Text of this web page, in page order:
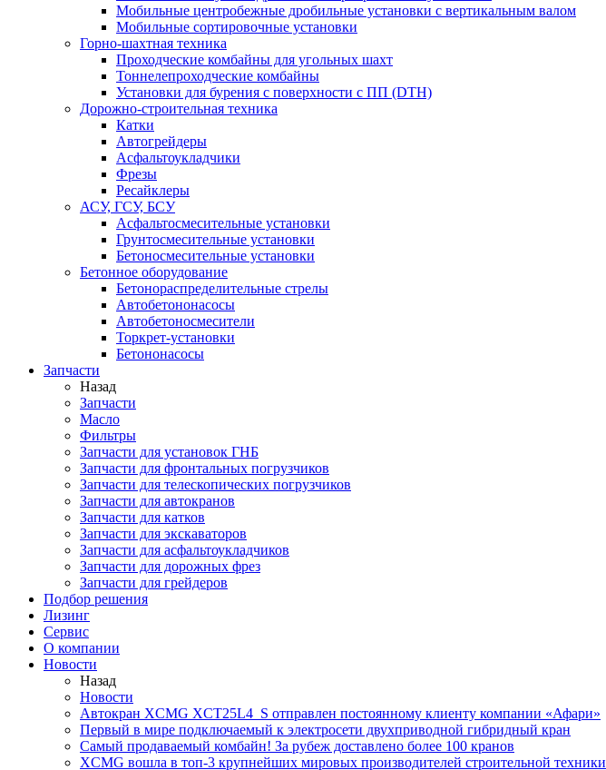
Мобильные центробежные дробильные установки с вертикальным валом
Мобильные сортировочные установки
Горно-шахтная техника
Проходческие комбайны для угольных шахт
Тоннелепроходческие комбайны
Установки для бурения с поверхности с ПП (DTH)
Дорожно-строительная техника
Катки
Автогрейдеры
Асфальтоукладчики
Фрезы
Ресайклеры
АСУ, ГСУ, БСУ
Асфальтосмесительные установки
Грунтосмесительные установки
Бетоносмесительные установки
Бетонное оборудование
Бетонораспределительные стрелы
Автобетононасосы
Автобетоносмесители
Торкрет-установки
Бетононасосы
Запчасти
Назад
Запчасти
Масло
Фильтры
Запчасти для установок ГНБ
Запчасти для фронтальных погрузчиков
Запчасти для телескопических погрузчиков
Запчасти для автокранов
Запчасти для катков
Запчасти для экскаваторов
Запчасти для асфальтоукладчиков
Запчасти для дорожных фрез
Запчасти для грейдеров
Подбор решения
Лизинг
Сервис
О компании
Новости
Назад
Новости
Автокран XCMG XCT25L4_S отправлен постоянному клиенту компании «Афари»
Первый в мире подключаемый к электросети двухприводной гибридный кран
Самый продаваемый комбайн! За рубеж доставлено более 100 кранов
XCMG вошла в топ-3 крупнейших мировых производителей строительной техники